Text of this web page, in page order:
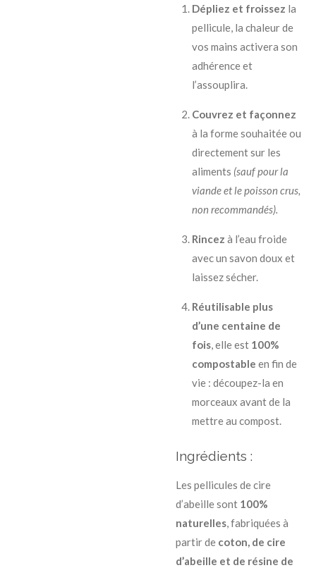
Dépliez et froissez la
pellicule, la chaleur de
vos mains activera son
adhérence et
l’assouplira.
Couvrez et façonnez
à la forme souhaitée ou
directement sur les
aliments (sauf pour la
viande et le poisson crus,
non recommandés).
Rincez à l’eau froide
avec un savon doux et
laissez sécher.
Réutilisable plus
d’une centaine de
fois, elle est 100%
compostable en fin de
vie : découpez-la en
morceaux avant de la
mettre au compost.
Ingrédients :
Les pellicules de cire
d’abeille sont 100%
naturelles, fabriquées à
partir de coton, de cire
d’abeille et de résine de